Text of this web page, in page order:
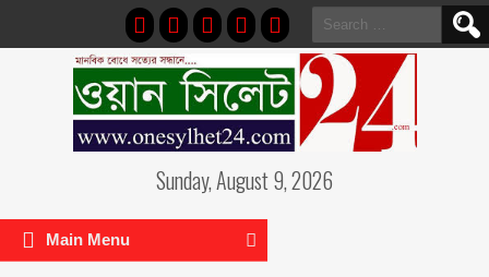
Search
for:
Sunday, August 9, 2026
Main Menu